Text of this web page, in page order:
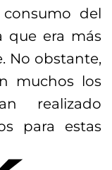
del
que era más
No obstante,
muchos los
realizado
para estas